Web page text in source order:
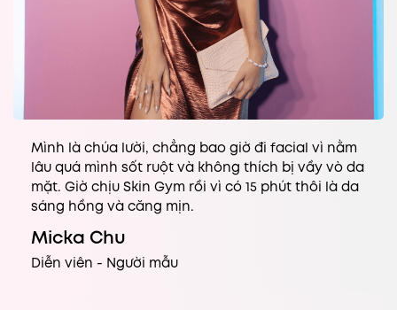
Mình là chúa lười, chẳng bao giờ đi facial vì nằm
lâu quá mình sốt ruột và không thích bị vầy vò da
mặt. Giờ chịu Skin Gym rồi vì có 15 phút thôi là da
sáng hồng và căng mịn.
Micka Chu
Diễn viên - Người mẫu